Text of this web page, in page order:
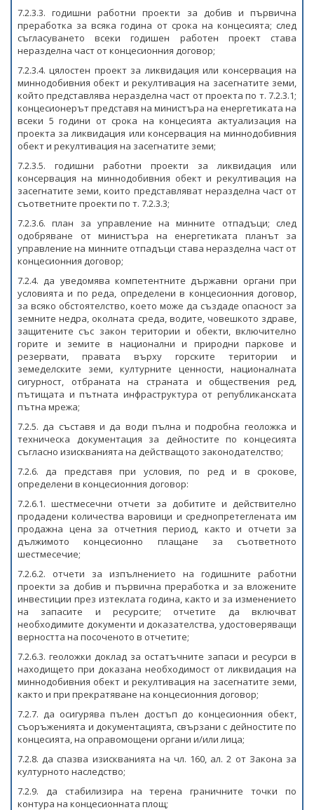
7.2.3.3. годишни работни проекти за добив и първична
преработка за всяка година от срока на концесията; след
съгласуването всеки годишен работен проект става
неразделна част от концесионния договор;
7.2.3.4. цялостен проект за ликвидация или консервация на
миннодобивния обект и рекултивация на засегнатите земи,
който представлява неразделна част от проекта по т. 7.2.3.1;
концесионерът представя на министъра на енергетиката на
всеки 5 години от срока на концесията актуализация на
проекта за ликвидация или консервация на миннодобивния
обект и рекултивация на засегнатите земи;
7.2.3.5. годишни работни проекти за ликвидация или
консервация на миннодобивния обект и рекултивация на
засегнатите земи, които представляват неразделна част от
съответните проекти по т. 7.2.3.3;
7.2.3.6. план за управление на минните отпадъци; след
одобряване от министъра на енергетиката планът за
управление на минните отпадъци става неразделна част от
концесионния договор;
7.2.4. да уведомява компетентните държавни органи при
условията и по реда, определени в концесионния договор,
за всяко обстоятелство, което може да създаде опасност за
земните недра, околната среда, водите, човешкото здраве,
защитените със закон територии и обекти, включително
горите и земите в национални и природни паркове и
резервати, правата върху горските територии и
земеделските земи, културните ценности, националната
сигурност, отбраната на страната и обществения ред,
пътищата и пътната инфраструктура от републиканската
пътна мрежа;
7.2.5. да съставя и да води пълна и подробна геоложка и
техническа документация за дейностите по концесията
съгласно изискванията на действащото законодателство;
7.2.6. да представя при условия, по ред и в срокове,
определени в концесионния договор:
7.2.6.1. шестмесечни отчети за добитите и действително
продадени количества варовици и среднопретеглената им
продажна цена за отчетния период, както и отчети за
дължимото концесионно плащане за съответното
шестмесечие;
7.2.6.2. отчети за изпълнението на годишните работни
проекти за добив и първична преработка и за вложените
инвестиции през изтеклата година, както и за изменението
на запасите и ресурсите; отчетите да включват
необходимите документи и доказателства, удостоверяващи
верността на посоченото в отчетите;
7.2.6.3. геоложки доклад за остатъчните запаси и ресурси в
находището при доказана необходимост от ликвидация на
миннодобивния обект и рекултивация на засегнатите земи,
както и при прекратяване на концесионния договор;
7.2.7. да осигурява пълен достъп до концесионния обект,
съоръженията и документацията, свързани с дейностите по
концесията, на оправомощени органи и/или лица;
7.2.8. да спазва изискванията на чл. 160, ал. 2 от Закона за
културното наследство;
7.2.9. да стабилизира на терена граничните точки по
контура на концесионната площ;